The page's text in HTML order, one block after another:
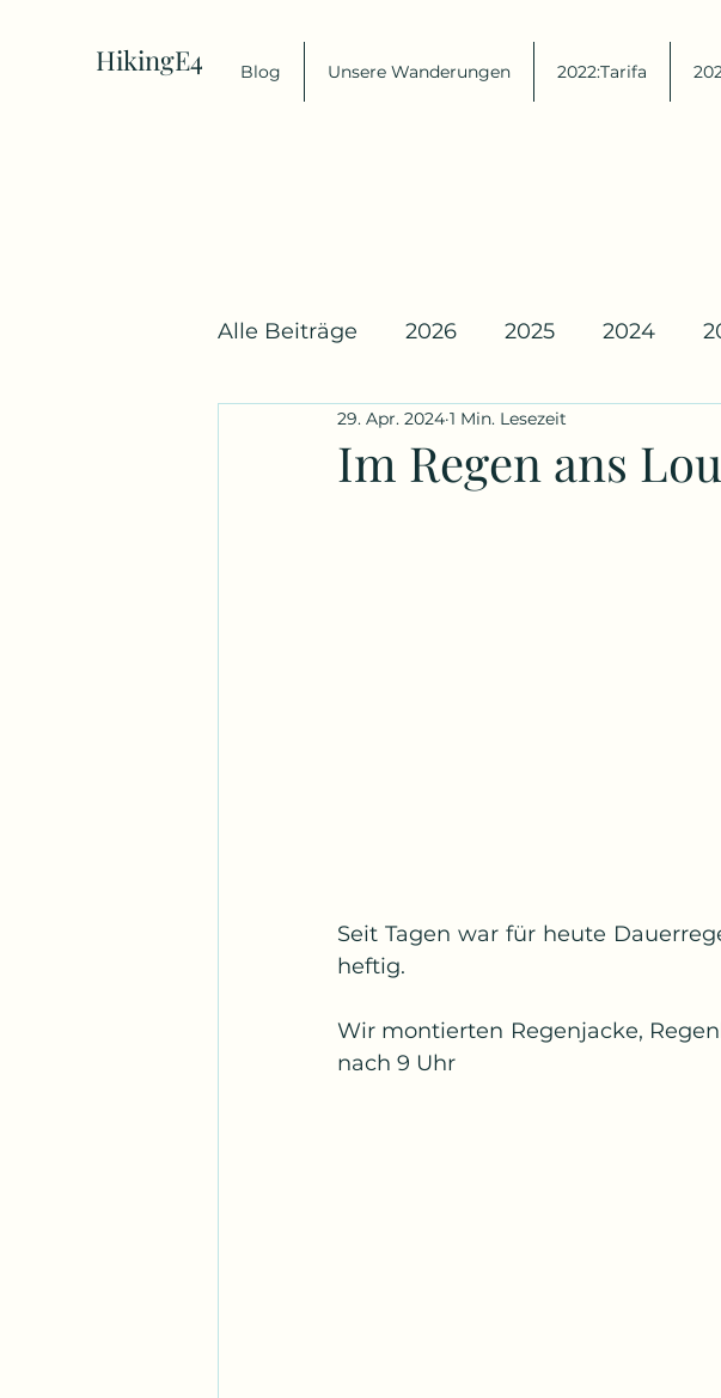
HikingE4 Blog Unsere Wanderungen 2022:Tarifa
Alle Beiträge 2026 2025 2024
Im Regen ans
29. Apr. 2024 1 Min. Lesezeit
Seit Tagen war für heute
heftig.
Wir montierten Regenjacke,
nach 9 Uhr